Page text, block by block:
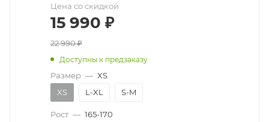
Цена со скидкой
15 990 ₽
22 990₽
Доступны к предзаказу
Размер — XS
XS
L-XL S-M
Рост — 165-170